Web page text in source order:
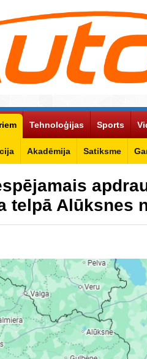
Akadēmija Satiksme
Tehnoloģijas Sports
telpā Alūksnes